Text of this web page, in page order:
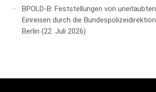
BPOLD-B: Feststellungen von unerlaubten
Einreisen durch die Bundespolizeidirektion
Berlin 22. Juli 2026